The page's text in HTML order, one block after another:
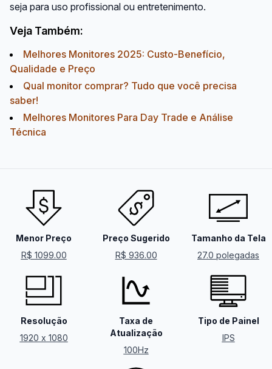
seja para uso profissional ou entretenimento.
Veja Também:
Melhores Monitores 2025: Custo-Benefício,
Qualidade e Preço
Qual monitor comprar? Tudo que você precisa
saber!
Melhores Monitores Para Day Trade e Análise
Técnica
Menor Preço
R$ 1099.00
Preço Sugerido
R$ 936.00
Tamanho da Tela
27.0 polegadas
Resolução
1920 x 1080
Taxa de
Atualização
100Hz
Tipo de Painel
IPS